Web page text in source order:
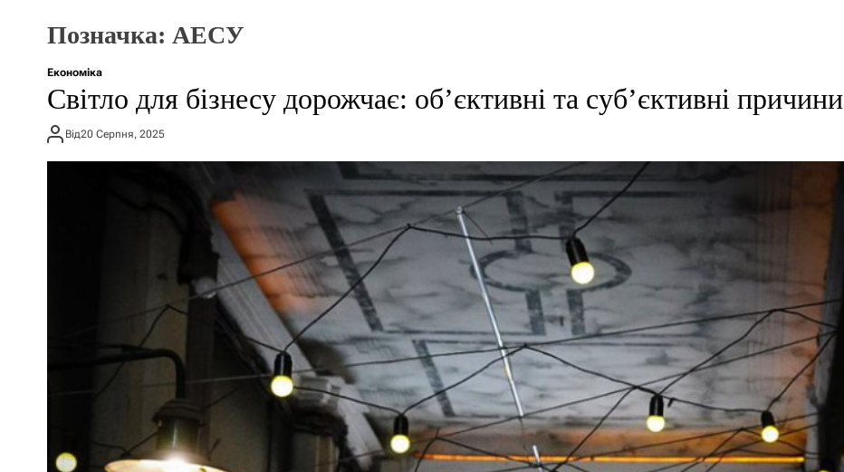
Позначка: АЕСУ
Економіка
Світло для бізнесу дорожчає: об’єктивні та суб’єктивні причини
Від20 Серпня, 2025